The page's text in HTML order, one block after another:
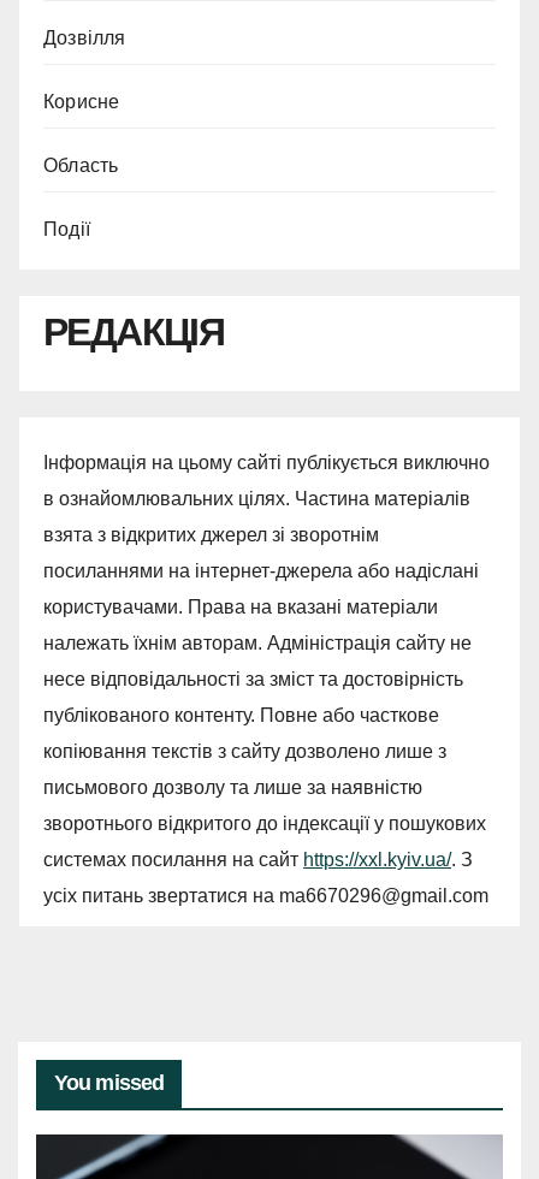
Дозвілля
Корисне
Область
Події
РЕДАКЦІЯ
Інформація на цьому сайті публікується виключно
в ознайомлювальних цілях. Частина матеріалів
взята з відкритих джерел зі зворотнім
посиланнями на інтернет-джерела або надіслані
користувачами. Права на вказані матеріали
належать їхнім авторам. Адміністрація сайту не
несе відповідальності за зміст та достовірність
публікованого контенту. Повне або часткове
копіювання текстів з сайту дозволено лише з
письмового дозволу та лише за наявністю
зворотнього відкритого до індексації у пошукових
системах посилання на сайт https://xxl.kyiv.ua/. З
усіх питань звертатися на ma6670296@gmail.com
You missed